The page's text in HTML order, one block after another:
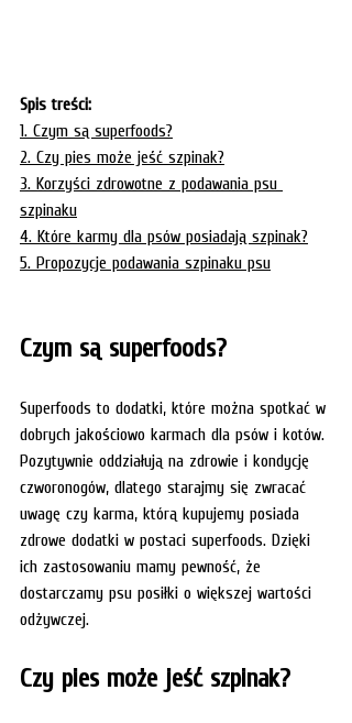
Spis treści:
1. Czym są superfoods?
2. Czy pies może jeść szpinak?
3. Korzyści zdrowotne z podawania psu
szpinaku
4. Które karmy dla psów posiadają szpinak?
5. Propozycje podawania szpinaku psu
Czym są superfoods?
Superfoods to dodatki, które można spotkać w
dobrych jakościowo karmach dla psów i kotów.
Pozytywnie oddziałują na zdrowie i kondycję
czworonogów, dlatego starajmy się zwracać
uwagę czy karma, którą kupujemy posiada
zdrowe dodatki w postaci superfoods. Dzięki
ich zastosowaniu mamy pewność, że
dostarczamy psu posiłki o większej wartości
odżywczej.
Czy pies może jeść szpinak?